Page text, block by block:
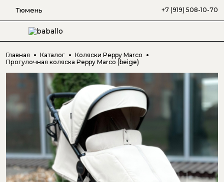
Тюмень +7 (919) 508-10-70
Главная Каталог
Коляски Peppy Marco
Прогулочная коляска Peppy Marco (beige)